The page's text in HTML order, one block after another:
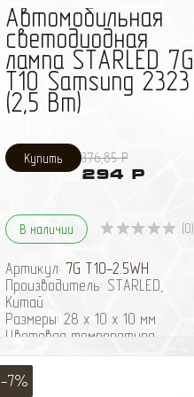
Автомобильная
светодиодная
лампа STARLED 7G
T10 Samsung 2323
(2,5 Вт)
376,85 Р
294 Р
В наличии (0)
Артикул: 7G T10-2.5WH
Производитель: STARLED,
Китай
Размеры: 28 x 10 x 10 мм
Цветовая температура
Нейтральный белый
Цоколь: W5W, T10
-7%